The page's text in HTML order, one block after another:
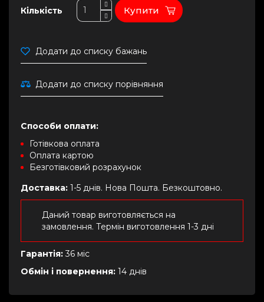
Кількість Купити
Додати до списку бажань
Додати до списку порівняння
Способи оплати:
Готівкова оплата
Оплата картою
Безготівковий розрахунок
Доставка: 1-5 днів. Нова Пошта. Безкоштовно.
Даний товар виготовляється на
замовлення. Термін виготовлення 1-3 дні
Гарантія:36 міс
Обмін і повернення: 14 днів